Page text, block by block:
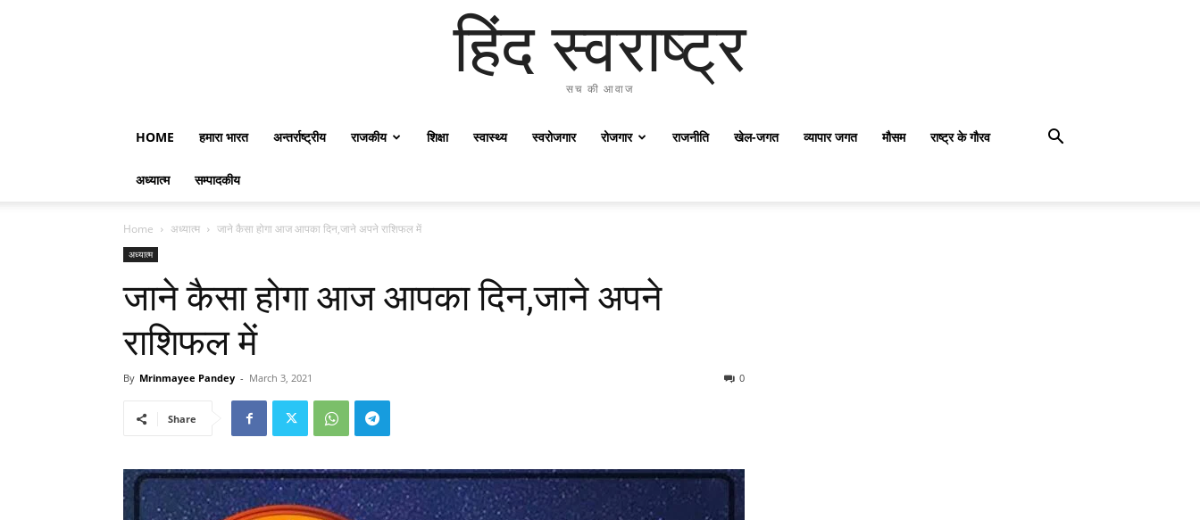
हिंद स्वराष्ट्र
सच की आवाज
HOME हमारा भारत अन्तर्राष्ट्रीय राजकीय शिक्षा स्वास्थ्य स्वरोजगार रोजगार राजनीति खेल-जगत व्यापार जगत मौसम राष्ट्र के गौरव
अध्यात्म सम्पादकीय
Home अध्यात्म जाने कैसा होगा आज आपका दिन,जाने अपने राशिफल में
अध्यात्म
जाने कैसा होगा आज आपका दिन,जाने अपने
राशिफल में
By Mrinmayee Pandey - March 3, 2021 0
Share